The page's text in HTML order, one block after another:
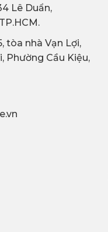
Lê Duẩn,
tòa nhà Vạn Lợi,
Phường Cầu Kiệu,